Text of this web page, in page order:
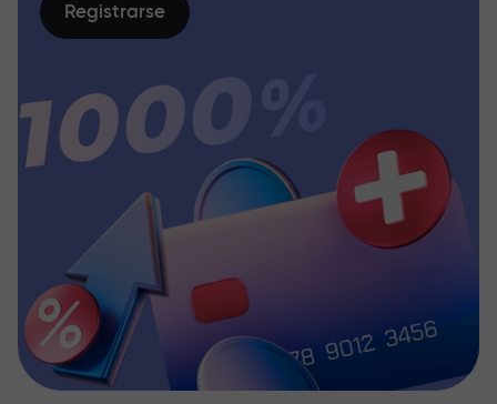
Registrarse